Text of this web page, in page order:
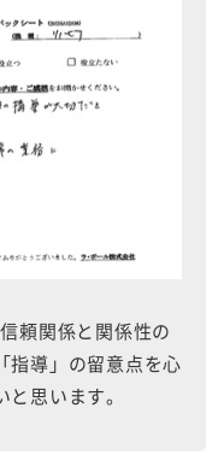
頼関係と関係性の
指導」の留意点を心
思います。